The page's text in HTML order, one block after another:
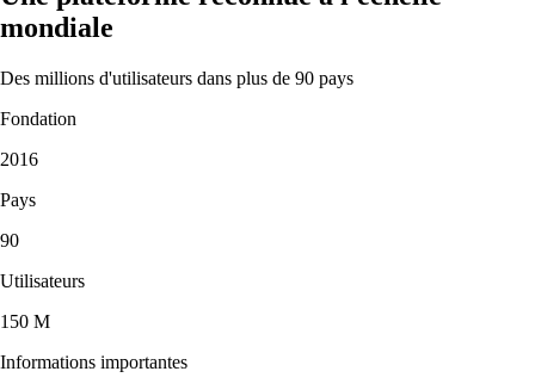
mondiale
Des millions d'utilisateurs dans plus de 90 pays
Fondation
2016
Pays
90
Utilisateurs
150 M
Informations importantes